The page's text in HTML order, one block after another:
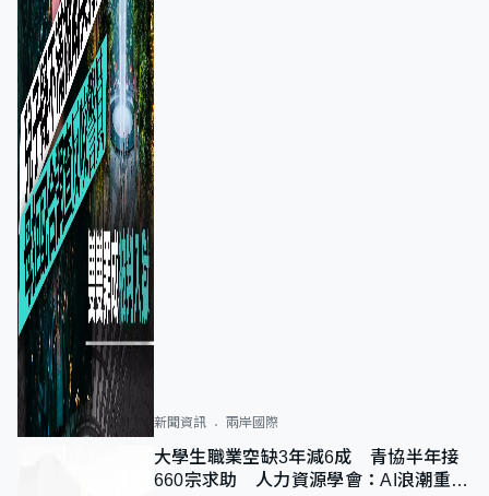
新聞資訊 兩岸國際
大學生職業空缺3年減6成 青協半年接
660宗求助 人力資源學會：AI浪潮重整